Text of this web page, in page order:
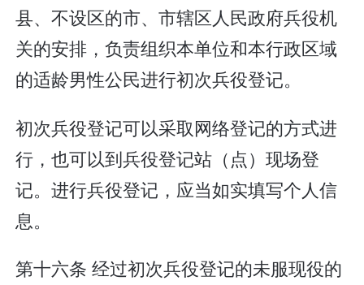
县、不设区的市、市辖区人民政府兵役机
关的安排，负责组织本单位和本行政区域
的适龄男性公民进行初次兵役登记。
初次兵役登记可以采取网络登记的方式进
行，也可以到兵役登记站（点）现场登
记。进行兵役登记，应当如实填写个人信
息。
第十六条 经过初次兵役登记的未服现役的